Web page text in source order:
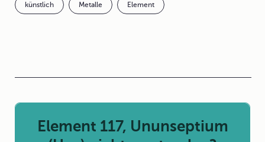
künstlich Metalle Element
Element 117, Ununseptium